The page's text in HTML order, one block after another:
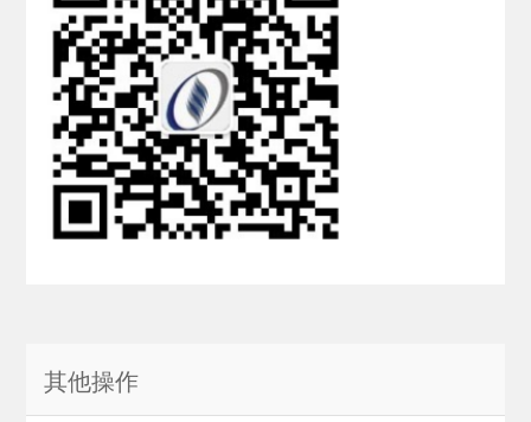
其他操作